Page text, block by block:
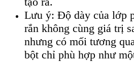
Lưu ý: Độ dày của lớp
rắn không cùng giá trị
nhưng có mối tương
bột chỉ phù hợp như